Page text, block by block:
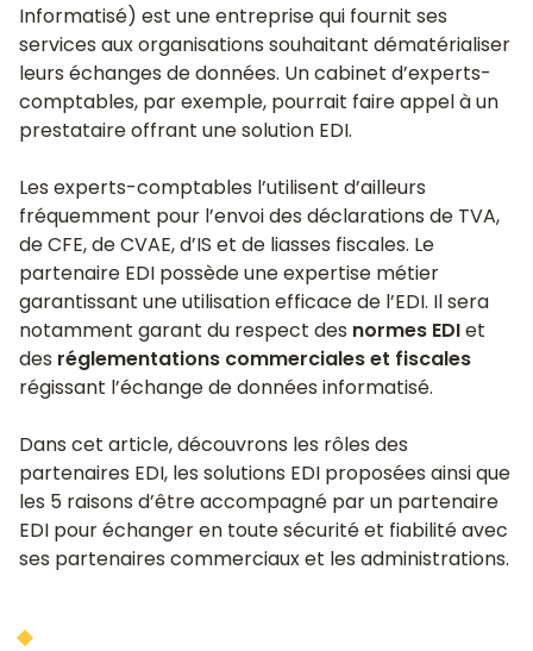
Informatisé) est une entreprise qui fournit ses
services aux organisations souhaitant dématérialiser
leurs échanges de données. Un cabinet d’experts-
comptables, par exemple, pourrait faire appel à un
prestataire offrant une solution EDI.
Les experts-comptables l’utilisent d’ailleurs
fréquemment pour l’envoi des déclarations de TVA,
de CFE, de CVAE, d’IS et de liasses fiscales. Le
partenaire EDI possède une expertise métier
garantissant une utilisation efficace de l’EDI. Il sera
notamment garant du respect des normes EDI et
des réglementations commerciales et fiscales
régissant l’échange de données informatisé.
Dans cet article, découvrons les rôles des
partenaires EDI, les solutions EDI proposées ainsi que
les 5 raisons d’être accompagné par un partenaire
EDI pour échanger en toute sécurité et fiabilité avec
ses partenaires commerciaux et les administrations.